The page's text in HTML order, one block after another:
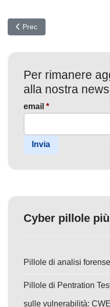
Articolo precedente:
Prec
Per rimanere
alla nostra
email *
Invia
Cyber pillole
Pillole di analisi
Pillole di Pentration
sulle vulnerabilità: CWE